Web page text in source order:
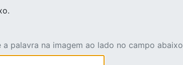
a palavra na imagem ao lado no campo abaixo